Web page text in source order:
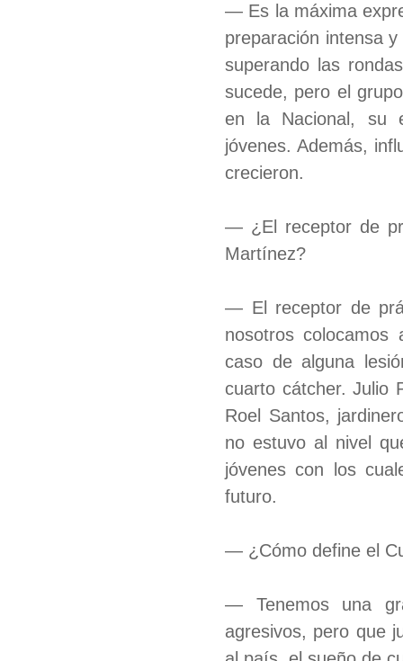
— Es la máxima
preparación intensa
superando las
sucede, pero el
en la Nacional, su
jóvenes. Además,
crecieron.
— ¿El receptor de
Martínez?
— El receptor de
nosotros colocamos
caso de alguna
cuarto cátcher. Julio
Roel Santos,
no estuvo al nivel
jóvenes con los
futuro.
— ¿Cómo define el
— Tenemos una
agresivos, pero que